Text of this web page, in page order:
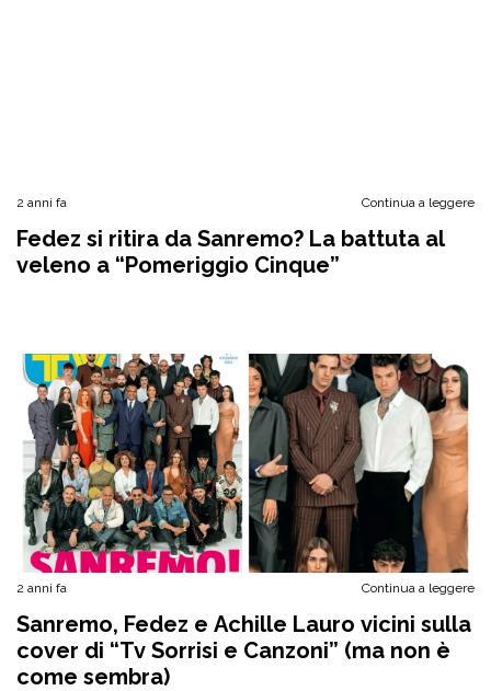
2 anni fa Continua a leggere
Fedez si ritira da Sanremo? La battuta al
veleno a “Pomeriggio Cinque”
2 anni fa Continua a leggere
Sanremo, Fedez e Achille Lauro vicini sulla
cover di “Tv Sorrisi e Canzoni” (ma non è
come sembra)